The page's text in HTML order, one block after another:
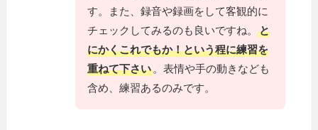
す。また、録音や録画をして客観的に
チェックしてみるのも良いですね。と
にかくこれでもか！という程に練習を
重ねて下さい 。表情や手の動きなども
含め、練習あるのみです。